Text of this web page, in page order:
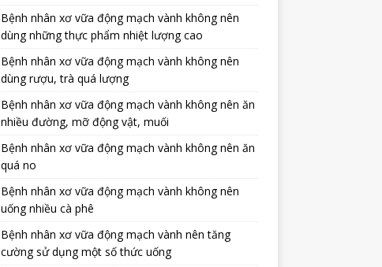
Bệnh nhân xơ vữa động mạch vành không nên
dùng những thực phẩm nhiệt lượng cao
Bệnh nhân xơ vữa động mạch vành không nên
dùng rượu, trà quá lượng
Bệnh nhân xơ vữa động mạch vành không nên ăn
nhiều đường, mỡ động vật, muối
Bệnh nhân xơ vữa động mạch vành không nên ăn
quá no
Bệnh nhân xơ vữa động mạch vành không nên
uống nhiều cà phê
Bệnh nhân xơ vữa động mạch vành nên tăng
cường sử dụng một số thức uống